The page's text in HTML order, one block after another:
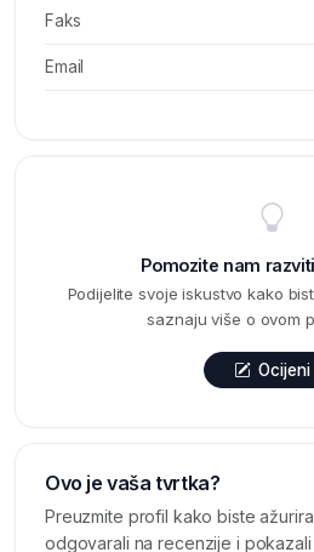
Faks
Email
Pomozite nam
Podijelite svoje iskustvo kako
saznaju više o ovom
Ocijeni
Ovo je vaša tvrtka?
Preuzmite profil kako biste
odgovarali na recenzije i